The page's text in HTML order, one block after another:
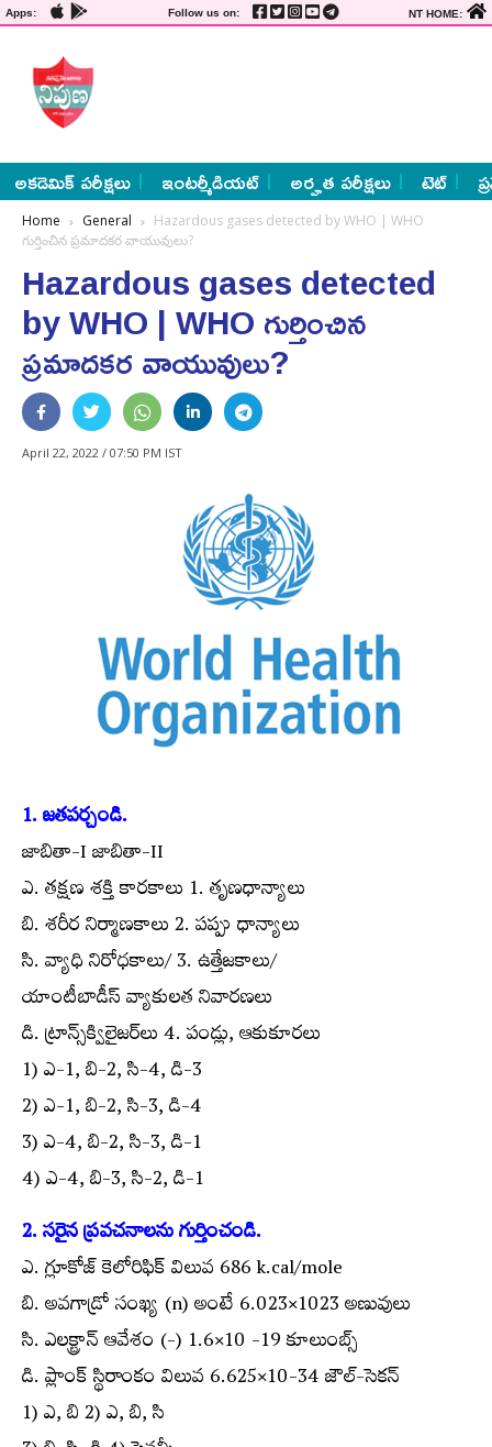
Apps: Follow us on: NT HOME:
అకడెమిక్ పరీక్షలు ఇంటర్మీడియట్ అర్హత పరీక్షలు టెట్
Home General
Hazardous gases detected by WHO | WHO
గుర్తించిన ప్రమాదకర వాయువులు?
Hazardous gases detected
by WHO | WHO గుర్తించిన
ప్రమాదకర వాయువులు?
April 22, 2022 / 07:50 PM IST
1. జతపర్చండి.
జాబితా-I జాబితా-II
ఎ. తక్షణ శక్తి కారకాలు 1. తృణధాన్యాలు
బి. శరీర నిర్మాణకాలు 2. పప్పు ధాన్యాలు
సి. వ్యాధి నిరోధకాలు/ 3. ఉత్తేజకాలు/
యాంటీబాడీస్ వ్యాకులత నివారణలు
డి. ట్రాన్స్‌క్విలైజర్‌లు 4. పండ్లు, ఆకుకూరలు
1) ఎ-1, బి-2, సి-4, డి-3
2) ఎ-1, బి-2, సి-3, డి-4
3) ఎ-4, బి-2, సి-3, డి-1
4) ఎ-4, బి-3, సి-2, డి-1
2. సరైన ప్రవచనాలను గుర్తించండి.
ఎ. గ్లూకోజ్ కెలోరిఫిక్ విలువ 686 k.cal/mole
బి. అవగాడ్రో సంఖ్య (n) అంటే 6.023×1023 అణువులు
సి. ఎలక్ట్రాన్ ఆవేశం (-) 1.6×10 -19 కూలుంబ్స్
డి. ప్లాంక్ స్థిరాంకం విలువ 6.625×10-34 జౌల్-సెకన్
1) ఎ, బి 2) ఎ, బి, సి